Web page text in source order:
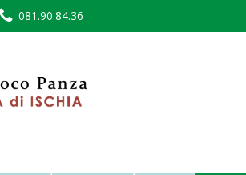
081.90.84.36